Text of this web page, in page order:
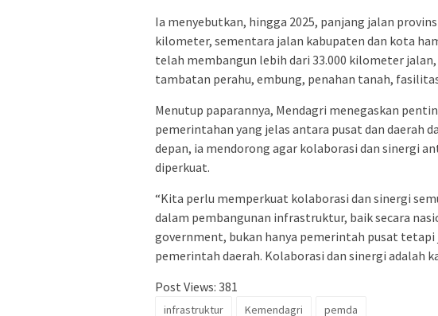
Ia menyebutkan, hingga 2025, panjang jalan
kilometer, sementara jalan kabupaten dan kota
telah membangun lebih dari 33.000 kilometer
tambatan perahu, embung, penahan tanah,
Menutup paparannya, Mendagri menegaskan
pemerintahan yang jelas antara pusat dan daerah
depan, ia mendorong agar kolaborasi dan sinergi
diperkuat.
“Kita perlu memperkuat kolaborasi dan sinergi
dalam pembangunan infrastruktur, baik secara
government, bukan hanya pemerintah pusat
pemerintah daerah. Kolaborasi dan sinergi adalah
Post Views: 381
infrastruktur Kemendagri pemda